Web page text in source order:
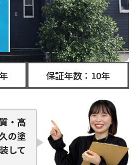
保証年数：10年
・高
の塗
して